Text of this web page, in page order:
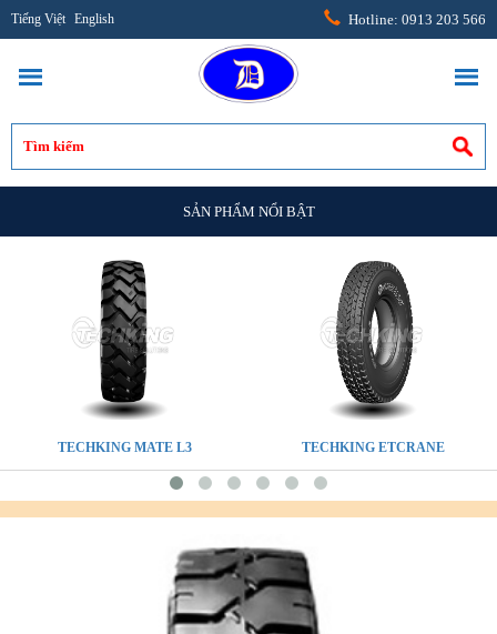
Tiếng Việt English Hotline: 0913 203 566
SẢN PHẨM NỔI BẬT
TECHKING MATE L3 TECHKING ETCRANE